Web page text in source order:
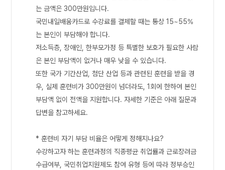
는 금액은 300만원입니다.
국민내일배움카드로 수강료를 결제할 때는 통상 15~55%
는 본인이 부담해야 합니다.
저소득층, 장애인, 한부모가정 등 특별한 보호가 필요한 사람
은 본인 부담액이 없거나 매우 낮을 수 있습니다.
또한 국가 기간산업, 첨단 산업 등과 관련된 훈련을 받을 경
우, 실제 훈련비가 300만원이 넘더라도, 1회에 한하여 본인
부담액 없이 전액을 지원합니다. 자세한 기준은 아래 질문과
답변을 참고하세요.
* 훈련비 자기 부담 비율은 어떻게 정해지나요?
수강하고자 하는 훈련과정의 직종평균 취업률과 근로장려금
수급여부, 국민취업지원제도 참여 유형 등에 따라 정부승인